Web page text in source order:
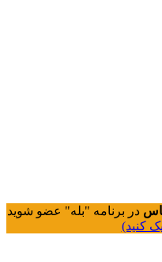
در برنامه "بله" عضو شوید
کنید)